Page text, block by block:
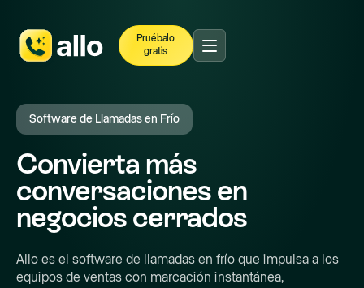
Pruébalo
gratis
Software de Llamadas en Frío
Convierta más
conversaciones en
negocios cerrados
Allo es el software de llamadas en frío que impulsa a los
equipos de ventas con marcación instantánea,